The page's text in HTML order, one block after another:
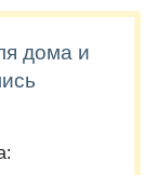
дома и